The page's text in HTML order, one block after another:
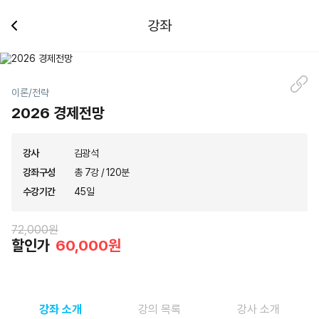
강좌
이론/전략
2026 경제전망
강사
김광석
강좌구성
총 7강 / 120분
수강기간
45일
72,000원
할인가 60,000원
강좌 소개 강의 목록 강사 소개